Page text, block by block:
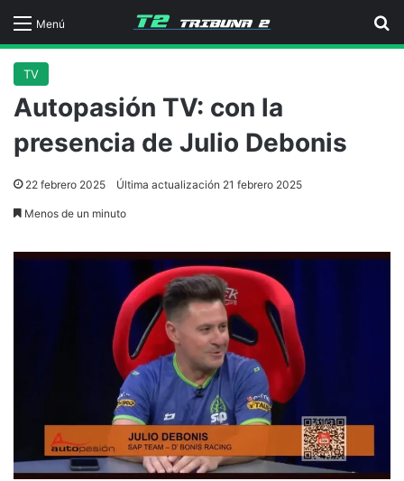
Menú
TV
Autopasión TV: con la
presencia de Julio Debonis
22 febrero 2025 Última actualización 21 febrero 2025
Menos de un minuto